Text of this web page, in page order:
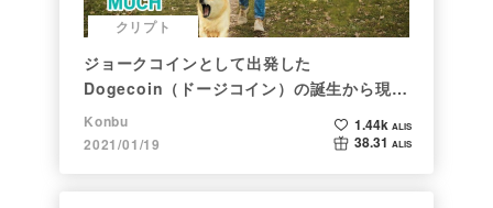
クリプト
ジョークコインとして出発した
Dogecoin（ドージコイン）の誕生から現在
まで。注目される非証券性🐶
Konbu
2021/01/19
1.44k ALIS
38.31 ALIS